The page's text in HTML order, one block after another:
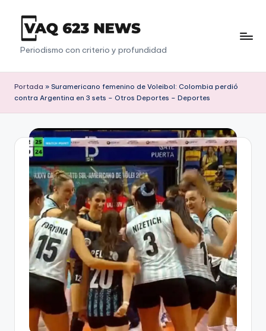
Saltar
contenido
V
a
q
6
3
Periodismo con criterio y profundidad
Portada » Suramericano femenino de Voleibol: Colombia perdió
contra Argentina en 3 sets – Otros Deportes – Deportes